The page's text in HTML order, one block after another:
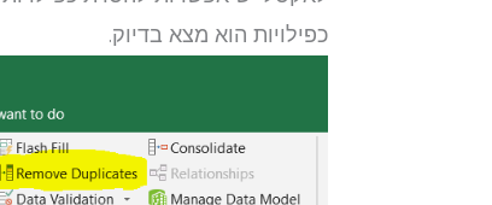
כפילויות הוא מצא בדיוק.